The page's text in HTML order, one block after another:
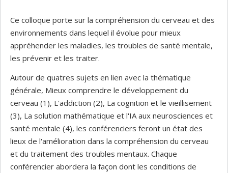
Ce colloque porte sur la compréhension du cerveau et des
environnements dans lequel il évolue pour mieux
appréhender les maladies, les troubles de santé mentale,
les prévenir et les traiter.
Autour de quatres sujets en lien avec la thématique
générale, Mieux comprendre le développement du
cerveau (1), L'addiction (2), La cognition et le vieillisement
(3), La solution mathématique et l'IA aux neurosciences et
santé mentale (4), les conférenciers feront un état des
lieux de l'amélioration dans la compréhension du cerveau
et du traitement des troubles mentaux. Chaque
conférencier abordera la façon dont les conditions de